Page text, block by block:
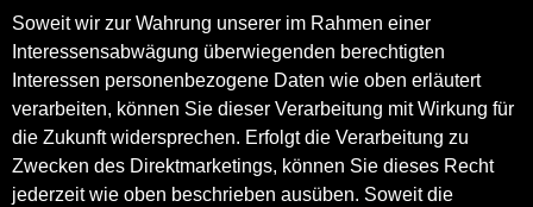
Soweit wir zur Wahrung unserer im Rahmen einer
Interessensabwägung überwiegenden berechtigten
Interessen personenbezogene Daten wie oben erläutert
verarbeiten, können Sie dieser Verarbeitung mit Wirkung für
die Zukunft widersprechen. Erfolgt die Verarbeitung zu
Zwecken des Direktmarketings, können Sie dieses Recht
jederzeit wie oben beschrieben ausüben. Soweit die